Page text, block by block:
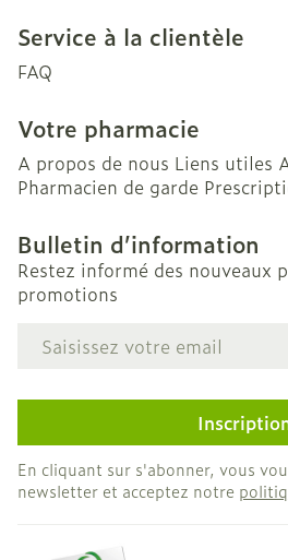
Service à la clientèle
FAQ
Votre pharmacie
A propos de nous Liens utiles
Pharmacien de garde
Bulletin d’information
Restez informé des nouveaux
promotions
Adresse mail
En cliquant sur s'abonner, vous
newsletter et acceptez notre